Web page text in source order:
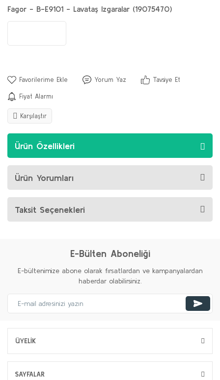
Fagor - B-E9101 - Lavataş Izgaralar (19075470)
Yorum Yaz Tavsiye Et
Fiyat Alarmı
Karşılaştır
Ürün Özellikleri
Ürün Yorumları
Taksit Seçenekleri
E-Bülten Aboneliği
E-bültenimize abone olarak fırsatlardan ve kampanyalardan
haberdar olabilirsiniz.
ÜYELİK
SAYFALAR